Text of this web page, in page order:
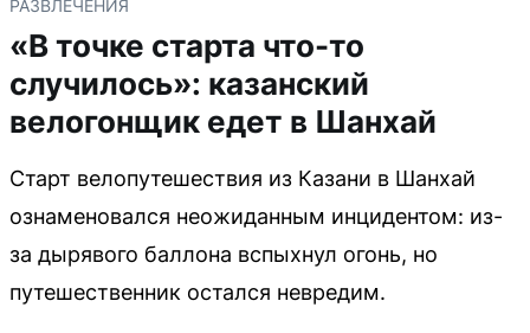
РАЗВЛЕЧЕНИЯ
«В точке старта что-то
случилось»: казанский
велогонщик едет в Шанхай
Старт велопутешествия из Казани в Шанхай
ознаменовался неожиданным инцидентом: из-
за дырявого баллона вспыхнул огонь, но
путешественник остался невредим.